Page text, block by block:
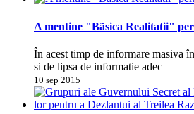
A mentine "Bãsica Realitatii"
În acest timp de informare masiva
si de lipsa de informatie adec
10 sep 2015